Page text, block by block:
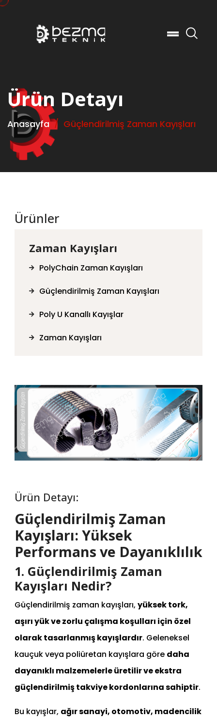
Ürün Detayı
Anasayfa Güçlendirilmiş Zaman Kayışları
Ürünler
Zaman Kayışları
PolyChain Zaman Kayışları
Güçlendirilmiş Zaman Kayışları
Poly U Kanallı Kayışlar
Zaman Kayışları
Ürün Detayı:
Güçlendirilmiş Zaman
Kayışları: Yüksek
Performans ve Dayanıklılık
1. Güçlendirilmiş Zaman
Kayışları Nedir?
Güçlendirilmiş zaman kayışları, yüksek tork,
aşırı yük ve zorlu çalışma koşulları için özel
olarak tasarlanmış kayışlardır. Geleneksel
kauçuk veya poliüretan kayışlara göre daha
dayanıklı malzemelerle üretilir ve ekstra
güçlendirilmiş takviye kordonlarına sahiptir.
Bu kayışlar, ağır sanayi, otomotiv, madencilik